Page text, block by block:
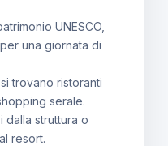
UNESCO,
una giornata di
trovano ristoranti
serale.
dalla struttura o
resort.